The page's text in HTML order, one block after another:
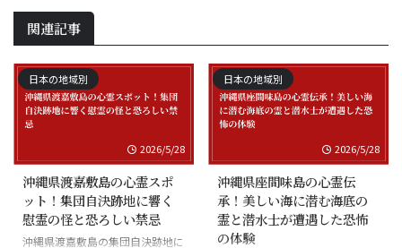
関連記事
日本の地域別
2026/5/28
沖縄県渡嘉敷島の心霊スポ
ット！集団自決跡地に響く
慰霊の怪と恐ろしい禁忌
沖縄県渡嘉敷島の集団自決跡地に
日本の地域別
2026/5/28
沖縄県座間味島の心霊伝
承！美しい海に潜む海底の
霊と潜水士が遭遇した恐怖
の体験